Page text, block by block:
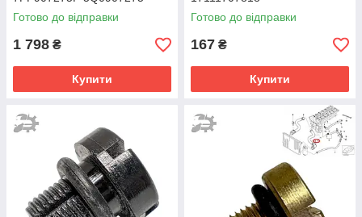
5Q0907275B
Готово до відправки
1 798 ₴
Купити
Готово до відправки
167 ₴
Купити